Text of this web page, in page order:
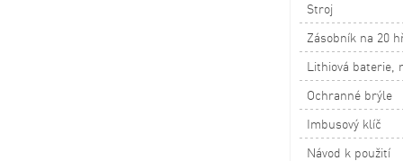
Stroj
Zásobník na 20
Lithiová baterie,
Ochranné brýle
Návod k použití